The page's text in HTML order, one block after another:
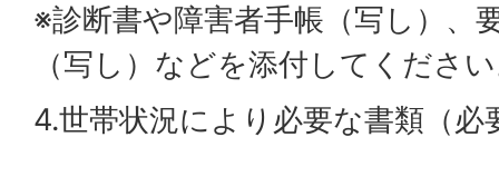
※診断書や障害者手帳（写し）、
（写し）などを添付してくださ
4.世帯状況により必要な書類（必